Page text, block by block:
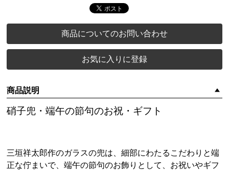
商品についてのお問い合わせ
お気に入りに登録
商品説明
硝子兜・端午の節句のお祝・ギフト
三垣祥太郎作のガラスの兜は、細部にわたるこだわりと端
正な佇まいで、端午の節句のお飾りとして、お祝いやギフ